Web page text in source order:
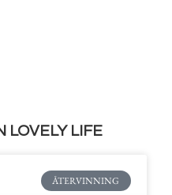
LOVELY LIFE
ÅTERVINNING